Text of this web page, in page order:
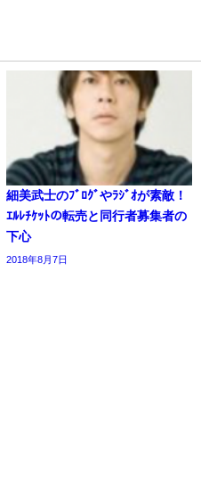
細美武士のﾌﾞﾛｸﾞやﾗｼﾞｵが素敵！
ｴﾙﾚﾁｹｯﾄの転売と同行者募集者の
下心
2018年8月7日